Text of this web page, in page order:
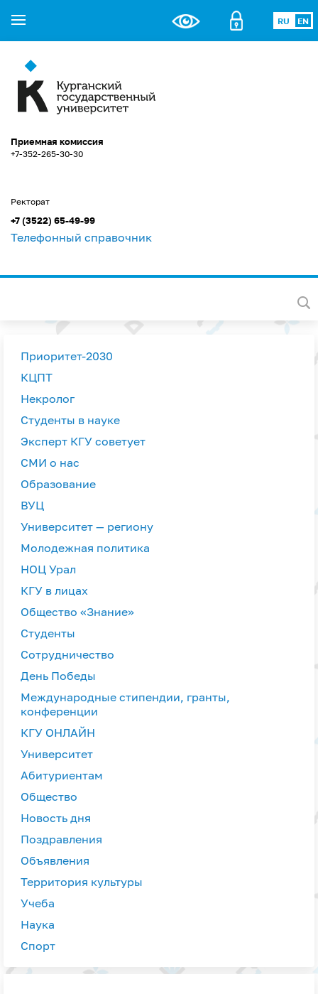
RU EN
Приемная комиссия
+7-352-265-30-30
Ректорат
+7 (3522) 65-49-99
Телефонный справочник
Приоритет-2030
КЦПТ
Некролог
Студенты в науке
Эксперт КГУ советует
СМИ о нас
Образование
ВУЦ
Университет — региону
Молодежная политика
НОЦ Урал
КГУ в лицах
Общество «Знание»
Студенты
Сотрудничество
День Победы
Международные стипендии, гранты,
конференции
КГУ ОНЛАЙН
Университет
Абитуриентам
Общество
Новость дня
Поздравления
Объявления
Территория культуры
Учеба
Наука
Спорт